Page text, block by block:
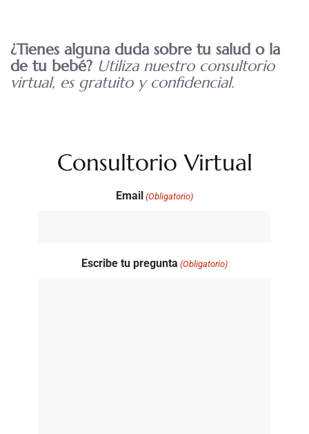
¿Tienes alguna duda sobre tu salud o la
de tu bebé? Utiliza nuestro consultorio
virtual, es gratuito y confidencial.
Consultorio Virtual
Email (Obligatorio)
Escribe tu pregunta (Obligatorio)